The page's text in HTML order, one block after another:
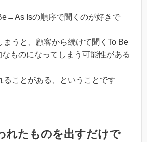
Isの順序で聞くのが好きで
まうと、顧客から続けて聞くTo Be
ものになってしまう可能性がある
ることがある、ということです
れたものを出すだけで